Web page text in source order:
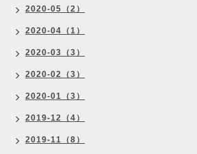
2020-05（2）
2020-04（1）
2020-03（3）
2020-02（3）
2020-01（3）
2019-12（4）
2019-11（8）